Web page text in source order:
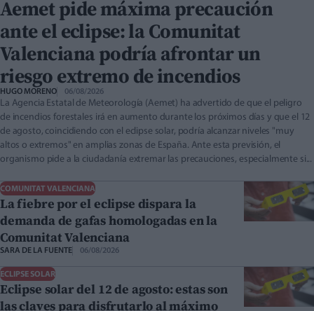
Aemet pide máxima precaución
ante el eclipse: la Comunitat
Valenciana podría afrontar un
riesgo extremo de incendios
HUGO MORENO 06/08/2026
La Agencia Estatal de Meteorología (Aemet) ha advertido de que el peligro
de incendios forestales irá en aumento durante los próximos días y que el 12
de agosto, coincidiendo con el eclipse solar, podría alcanzar niveles "muy
altos o extremos" en amplias zonas de España. Ante esta previsión, el
organismo pide a la ciudadanía extremar las precauciones, especialmente si...
COMUNITAT VALENCIANA
La fiebre por el eclipse dispara la
demanda de gafas homologadas en la
Comunitat Valenciana
SARA DE LA FUENTE 06/08/2026
ECLIPSE SOLAR
Eclipse solar del 12 de agosto: estas son
las claves para disfrutarlo al máximo